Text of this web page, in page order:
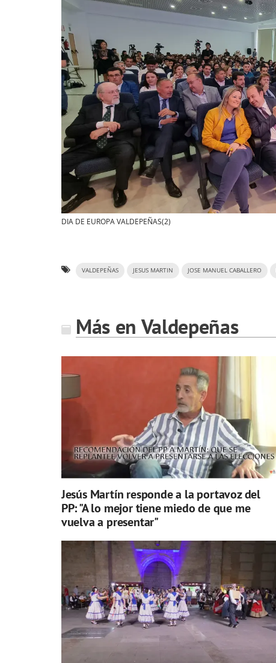
DIA DE EUROPA VALDEPEÑAS(2)
VALDEPEÑAS JESUS MARTIN JOSE MANUEL CABALLERO
Más en Valdepeñas
Jesús Martín responde a la portavoz del
PP: "A lo mejor tiene miedo de que me
vuelva a presentar"